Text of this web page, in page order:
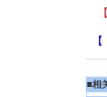
■相